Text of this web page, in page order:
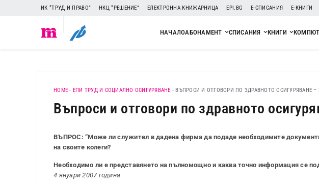
ИК “ТРУД И ПРАВО” НКЦ “РЕШЕНИЕ” ЕЛЕКТРОННА КНИЖАРНИЦА EPI.BG Е-СПИСАНИЯ Е-КНИГИ
НАЧАЛОАБОНАМЕНТ СПИСАНИЯ КНИГИ
HOME - ЕПИ ТРУД И СОЦИАЛНО ОСИГУРЯВАНЕ -ВЪПРОСИ И ОТГОВОРИ ПО ЗДРАВНОТО ОСИГУРЯВАНЕ –
Въпроси и отговори по здравното
ВЪПРОС: “Може ли служител в дадена фирма да подаде необходимите
на своите колеги?
Необходимо ли е представянето на пълномощно и каква точно информация се
4 януари 2007 година